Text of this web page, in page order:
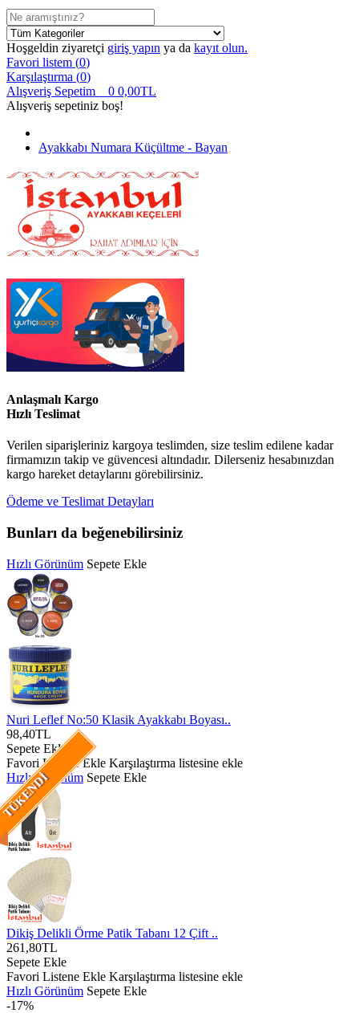
Hoşgeldin ziyaretçi giriş yapın ya da kayıt olun.
Favori listem (0)
Karşılaştırma (0)
Alışveriş Sepetim
0 0,00TL
Alışveriş sepetiniz boş!
Ayakkabı Numara Küçültme - Bayan
Anlaşmalı Kargo
Hızlı Teslimat
Verilen siparişleriniz kargoya teslimden, size teslim edilene kadar
firmamızın takip ve güvencesi altındadır. Dilerseniz hesabınızdan
kargo hareket detaylarını görebilirsiniz.
Ödeme ve Teslimat Detayları
Bunları da beğenebilirsiniz
Hızlı Görünüm Sepete Ekle
Nuri Leflef No:50 Klasik Ayakkabı Boyası..
98,40TL
Sepete Ekle
Favori Listene Ekle Karşılaştırma listesine ekle
TÜKENDI
Hızlı Görünüm Sepete Ekle
Dikiş Delikli Örme Patik Tabanı 12 Çift ..
261,80TL
Sepete Ekle
Favori Listene Ekle Karşılaştırma listesine ekle
Hızlı Görünüm Sepete Ekle
-17%